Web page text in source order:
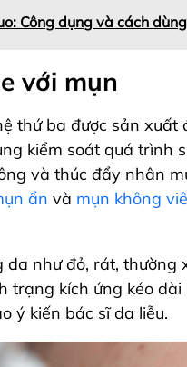
Công dụng và cách dùng
với mụn
thứ ba được sản xuất
kiểm soát quá trình
và thúc đẩy nhân
ẩn và mụn không
như đỏ, rát, thường
trạng kích ứng kéo
ý kiến bác sĩ da liễu.